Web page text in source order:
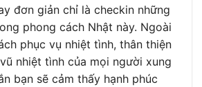
đơn giản chỉ là checkin những
phong cách Nhật này. Ngoài
phục vụ nhiệt tình, thân thiện
nhiệt tình của mọi người xung
bạn sẽ cảm thấy hạnh phúc